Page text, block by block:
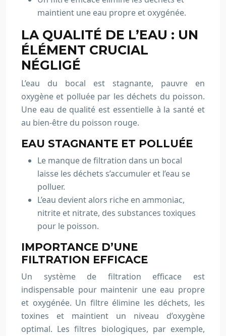
maintient une eau propre et oxygénée.
LA QUALITÉ DE L’EAU : UN
ÉLÉMENT CRUCIAL
NÉGLIGÉ
L’eau du bocal est stagnante, pauvre en
oxygène et polluée par les déchets du poisson.
Une eau de qualité est essentielle à la santé et
au bien-être du poisson rouge.
EAU STAGNANTE ET POLLUÉE
Le manque de filtration dans un bocal
laisse les déchets s’accumuler et l’eau se
polluer.
L’eau devient alors riche en ammoniac,
nitrite et nitrate, des substances toxiques
pour le poisson.
IMPORTANCE D’UNE
FILTRATION EFFICACE
Un système de filtration efficace est
indispensable pour maintenir une eau propre
et oxygénée. Un filtre élimine les déchets, les
toxines et maintient un niveau d’oxygène
optimal. Les filtres biologiques, par exemple,